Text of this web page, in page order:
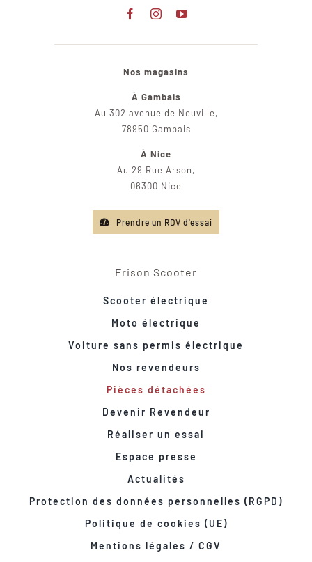
Nos magasins
À Gambais
Au 302 avenue de Neuville,
78950 Gambais
À Nice
Au 29 Rue Arson,
06300 Nice
Prendre un RDV d'essai
Frison Scooter
Scooter électrique
Moto électrique
Voiture sans permis électrique
Nos revendeurs
Pièces détachées
Devenir Revendeur
Réaliser un essai
Espace presse
Actualités
Protection des données personnelles (RGPD)
Politique de cookies (UE)
Mentions légales / CGV